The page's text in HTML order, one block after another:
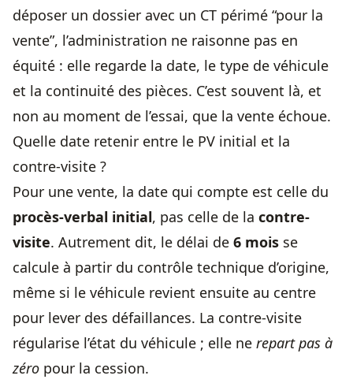
déposer un dossier avec un CT périmé “pour la
vente”, l’administration ne raisonne pas en
équité : elle regarde la date, le type de véhicule
et la continuité des pièces. C’est souvent là, et
non au moment de l’essai, que la vente échoue.
Quelle date retenir entre le PV initial et la
contre-visite ?
Pour une vente, la date qui compte est celle du
procès-verbal initial, pas celle de la contre-
visite. Autrement dit, le délai de 6 mois se
calcule à partir du contrôle technique d’origine,
même si le véhicule revient ensuite au centre
pour lever des défaillances. La contre-visite
régularise l’état du véhicule ; elle ne repart pas à
zéro pour la cession.